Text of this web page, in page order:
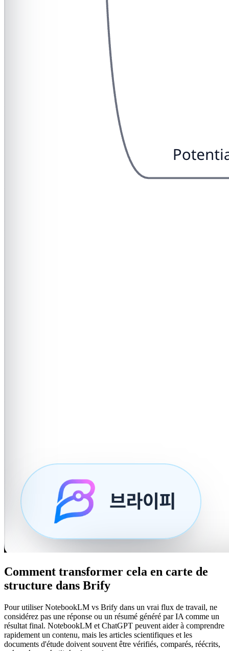
Comment transformer cela en carte de
structure dans Brify
Pour utiliser NotebookLM vs Brify dans un vrai flux de travail, ne
considérez pas une réponse ou un résumé généré par IA comme un
résultat final. NotebookLM et ChatGPT peuvent aider à comprendre
rapidement un contenu, mais les articles scientifiques et les
documents d'étude doivent souvent être vérifiés, comparés, réécrits,